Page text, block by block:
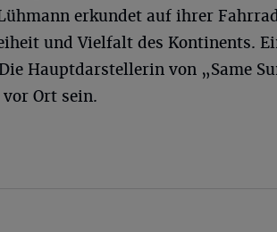
erkundet auf ihrer
und Vielfalt des Kontinents.
Hauptdarstellerin von „Same
Ort sein.